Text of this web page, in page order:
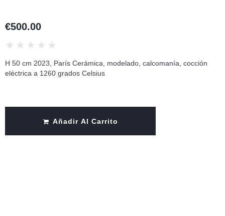
€500.00
★ ★ ★ ★ ★
H 50 cm 2023, París Cerámica, modelado, calcomanía, cocción
eléctrica a 1260 grados Celsius
Añadir Al Carrito